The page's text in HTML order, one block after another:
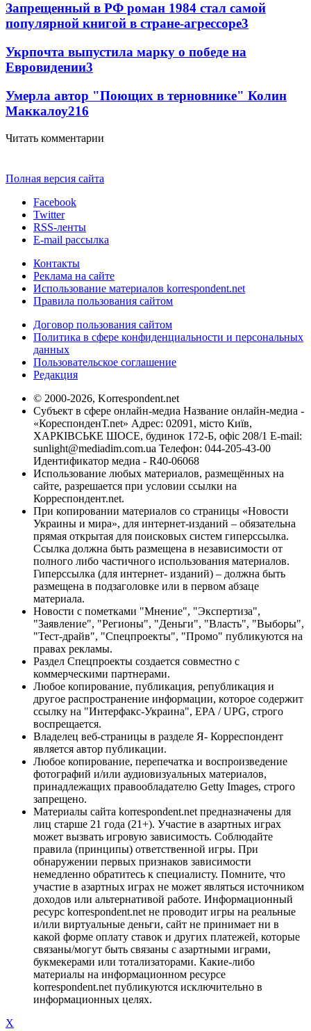
Запрещенный в РФ роман 1984 стал самой
популярной книгой в стране-агрессоре3
Укрпочта выпустила марку о победе на
Евровидении3
Умерла автор "Поющих в терновнике" Колин
Маккалоу216
Читать комментарии
Полная версия сайта
Facebook
Twitter
RSS-ленты
E-mail рассылка
Контакты
Реклама на сайте
Использование материалов korrespondent.net
Правила пользования сайтом
Договор пользования сайтом
Политика в сфере конфиденциальности и персональных
данных
Пользовательское соглашение
Редакция
© 2000-2026, Korrespondent.net
Субъект в сфере онлайн-медиа Название онлайн-медиа -
«КореспонденТ.net» Адрес: 02091, місто Київ,
ХАРКІВСЬКЕ ШОСЕ, будинок 172-Б, офіс 208/1 E-mail:
sunlight@mediadim.com.ua Телефон: 044-205-43-00
Идентификатор медиа - R40-06068
Использование любых материалов, размещённых на
сайте, разрешается при условии ссылки на
Корреспондент.net.
При копировании материалов со страницы «Новости
Украины и мира», для интернет-изданий – обязательна
прямая открытая для поисковых систем гиперссылка.
Ссылка должна быть размещена в независимости от
полного либо частичного использования материалов.
Гиперссылка (для интернет- изданий) – должна быть
размещена в подзаголовке или в первом абзаце
материала.
Новости с пометками "Мнение", "Экспертиза",
"Заявление", "Регионы", "Деньги", "Власть", "Выборы",
"Тест-драйв", "Спецпроекты", "Промо" публикуются на
правах рекламы.
Раздел Спецпроекты создается совместно с
коммерческими партнерами.
Любое копирование, публикация, републикация и
другое распространение информации, которое содержит
ссылку на "Интерфакс-Украина", EPA / UPG, строго
воспрещается.
Владелец веб-страницы в разделе Я- Корреспондент
является автор публикации.
Любое копирование, перепечатка и воспроизведение
фотографий и/или аудиовизуальных материалов,
принадлежащих правообладателю Getty Images, строго
запрещено.
Материалы сайта korrespondent.net предназначены для
лиц старше 21 года (21+). Участие в азартных играх
может вызвать игровую зависимость. Соблюдайте
правила (принципы) ответственной игры. При
обнаружении первых признаков зависимости
немедленно обратитесь к специалисту. Помните, что
участие в азартных играх не может являться источником
доходов или альтернативой работе. Информационный
ресурс korrespondent.net не проводит игры на реальные
и/или виртуальные деньги, сайт не принимает ни в
какой форме оплату ставок и других платежей, которые
связаны/могут быть связаны с азартными играми,
букмекерами или тотализаторами. Какие-либо
материалы на информационном ресурсе
korrespondent.net публикуются исключительно в
информационных целях.
X